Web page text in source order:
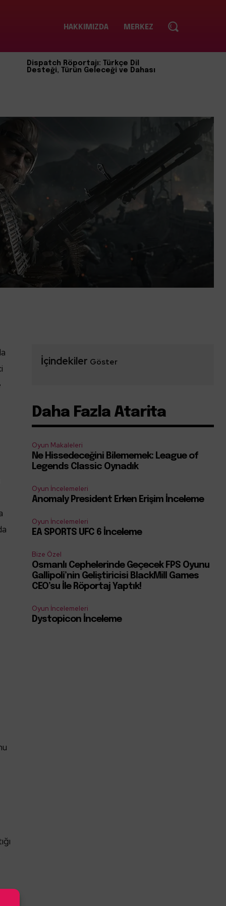
HAKKIMIZDA MERKEZ
Dispatch Röportajı: Türkçe Dil
Desteği, Türün Geleceği ve Dahası
İçindekiler Göster
Daha Fazla Atarita
Oyun Makaleleri
Ne Hissedeceğini Bilememek: League of
Legends Classic Oynadık
Oyun İncelemeleri
Anomaly President Erken Erişim İnceleme
Oyun İncelemeleri
EA SPORTS UFC 6 İnceleme
Bize Özel
Osmanlı Cephelerinde Geçecek FPS Oyunu
Gallipoli’nin Geliştiricisi BlackMill Games
CEO’su İle Röportaj Yaptık!
Oyun İncelemeleri
Dystopicon İnceleme